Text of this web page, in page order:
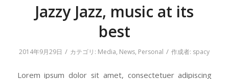
Jazzy Jazz, music at its
best
2014年9月29日 / カテゴリ: Media, News, Personal / 作成者: spacy
Lorem ipsum dolor sit amet, consectetuer adipiscing